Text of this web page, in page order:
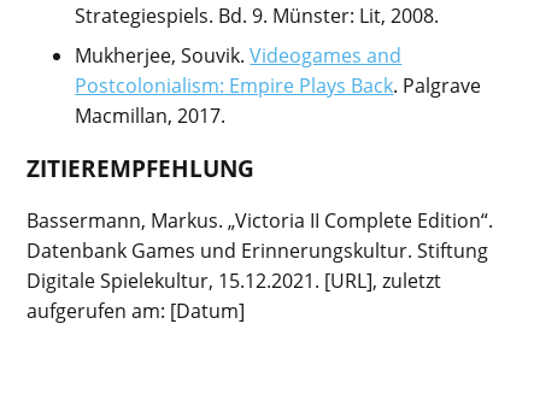
Strategiespiels. Bd. 9. Münster: Lit, 2008.
Mukherjee, Souvik.Videogames and
Postcolonialism: Empire Plays Back. Palgrave
Macmillan, 2017.
ZITIEREMPFEHLUNG
Bassermann, Markus. „Victoria II Complete Edition“.
Datenbank Games und Erinnerungskultur. Stiftung
Digitale Spielekultur, 15.12.2021. [URL], zuletzt
aufgerufen am: [Datum]